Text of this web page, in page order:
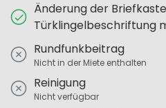
Änderung der
Türklingelbeschriftung
Rundfunkbeitrag
Nicht in der Miete enthalten
Reinigung
Nicht verfügbar